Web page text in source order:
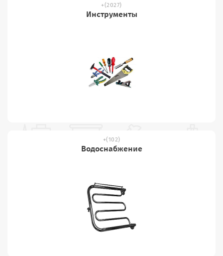
(2027)
Инструменты
(102)
Водоснабжение